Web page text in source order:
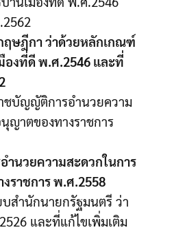
ษฎีกา ว่าด้วยหลักเกณฑ์
องที่ดี พ.ศ.2546 และที่
ชบัญญัติการอำนวยความ
ญาตของทางราชการ
ำนวยความสะดวกในการ
ราชการ พ.ศ.2558
สำนักนายกรัฐมนตรี ว่า
และที่แก้ไขเพิ่มเติม